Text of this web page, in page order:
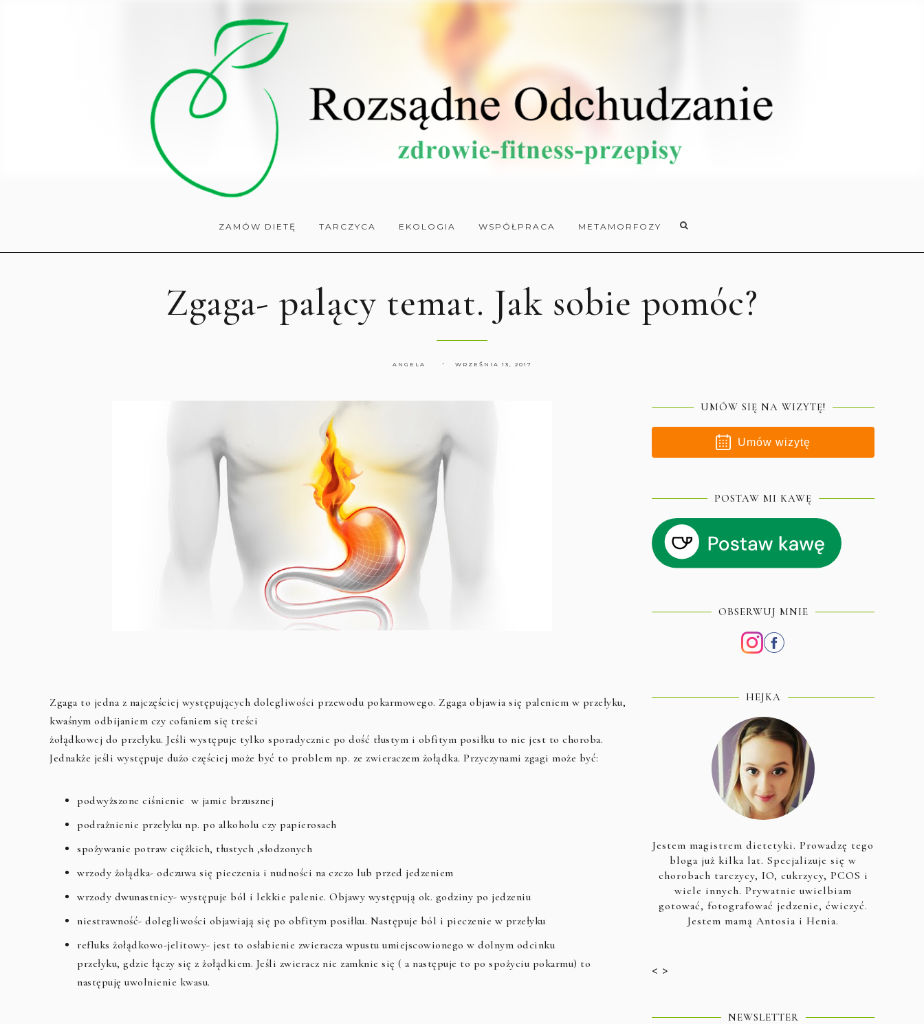
ZAMÓW DIETĘ TARCZYCA EKOLOGIA WSPÓŁPRACA METAMORFOZY
Zgaga- palący temat. Jak sobie pomóc?
ANGELA WRZEŚNIA 13, 2017
Zgaga to jedna z najczęściej występujących dolegliwości przewodu pokarmowego. Zgaga objawia się paleniem w przełyku,
kwaśnym odbijaniem czy cofaniem się treści
żołądkowej do przełyku. Jeśli występuje tylko sporadycznie po dość tłustym i obfitym posiłku to nie jest to choroba.
Jednakże jeśli występuje dużo częściej może być to problem np. ze zwieraczem żołądka. Przyczynami zgagi może być:
podwyższone ciśnienie w jamie brzusznej
podrażnienie przełyku np. po alkoholu czy papierosach
spożywanie potraw ciężkich, tłustych ,słodzonych
wrzody żołądka- odczuwa się pieczenia i nudności na czczo lub przed jedzeniem
wrzody dwunastnicy- występuje ból i lekkie palenie. Objawy występują ok. godziny po jedzeniu
niestrawność- dolegliwości objawiają się po obfitym posiłku. Następuje ból i pieczenie w przełyku
refluks żołądkowo-jelitowy- jest to osłabienie zwieracza wpustu umiejscowionego w dolnym odcinku
przełyku, gdzie łączy się z żołądkiem. Jeśli zwieracz nie zamknie się ( a następuje to po spożyciu pokarmu) to
następuję uwolnienie kwasu.
UMÓW SIĘ NA WIZYTĘ!
Umów wizytę
POSTAW MI KAWĘ
OBSERWUJ MNIE
HEJKA
Jestem magistrem dietetyki. Prowadzę tego
bloga już kilka lat. Specjalizuje się w
chorobach tarczycy, IO, cukrzycy, PCOS i
wiele innych. Prywatnie uwielbiam
gotować, fotografować jedzenie, ćwiczyć.
Jestem mamą Antosia i Henia.
< >
NEWSLETTER